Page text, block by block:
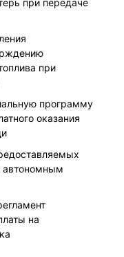
при передаче
при
программу
оказания
автономным
на